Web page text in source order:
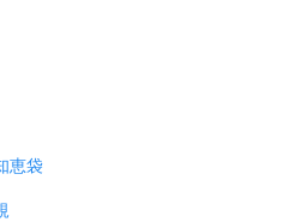
恵袋